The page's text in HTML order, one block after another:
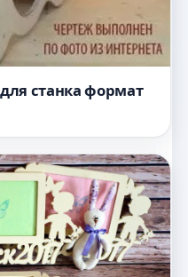
станка формат